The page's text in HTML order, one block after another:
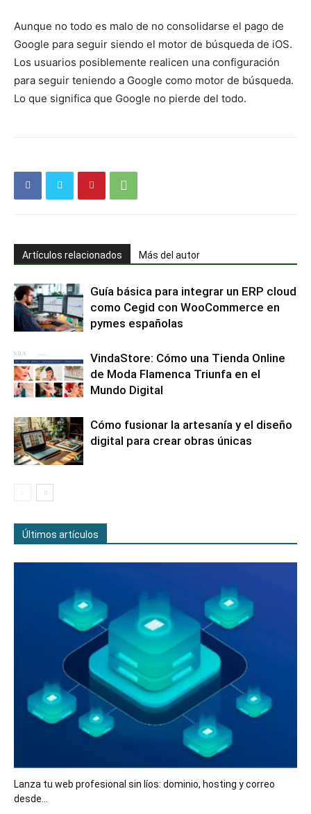
Aunque no todo es malo de no consolidarse el pago de
Google para seguir siendo el motor de búsqueda de iOS.
Los usuarios posiblemente realicen una configuración
para seguir teniendo a Google como motor de búsqueda.
Lo que significa que Google no pierde del todo.
Artículos relacionados Más del autor
Guía básica para integrar un ERP cloud
como Cegid con WooCommerce en
pymes españolas
VindaStore: Cómo una Tienda Online
de Moda Flamenca Triunfa en el
Mundo Digital
Cómo fusionar la artesanía y el diseño
digital para crear obras únicas
Últimos artículos
Lanza tu web profesional sin líos: dominio, hosting y correo
desde...